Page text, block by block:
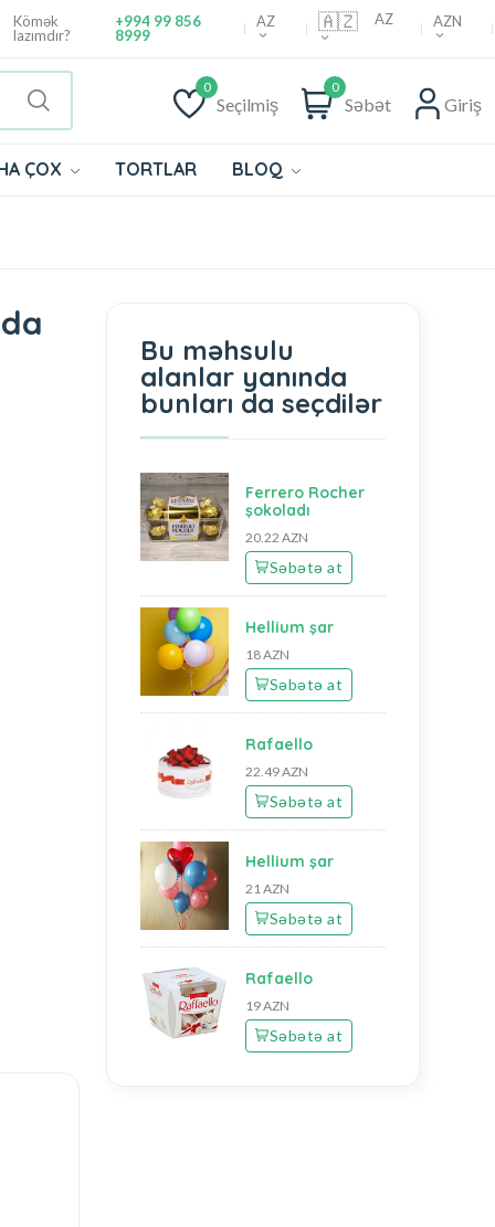
Kömək
lazımdır?
+994 99 856
8999
AZ 🇦🇿 AZ AZN
0
Seçilmiş
0
Səbət Giriş
ÇOX TORTLAR BLOQ
Bu məhsulu
alanlar yanında
bunları da seçdilər
Ferrero Rocher
şokoladı
20.22 AZN
Səbətə at
Hellium şar
18 AZN
Səbətə at
Rafaello
22.49 AZN
Səbətə at
Hellium şar
21 AZN
Səbətə at
Rafaello
19 AZN
Səbətə at